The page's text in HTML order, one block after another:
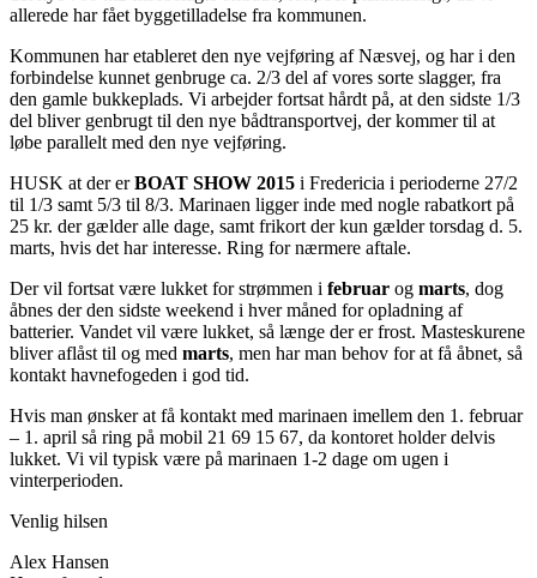
allerede har fået byggetilladelse fra kommunen.
Kommunen har etableret den nye vejføring af Næsvej, og har i den
forbindelse kunnet genbruge ca. 2/3 del af vores sorte slagger, fra
den gamle bukkeplads. Vi arbejder fortsat hårdt på, at den sidste 1/3
del bliver genbrugt til den nye bådtransportvej, der kommer til at
løbe parallelt med den nye vejføring.
HUSK at der erBOAT SHOW 2015 i Fredericia i perioderne 27/2
til 1/3 samt 5/3 til 8/3. Marinaen ligger inde med nogle rabatkort på
25 kr. der gælder alle dage, samt frikort der kun gælder torsdag d. 5.
marts, hvis det har interesse. Ring for nærmere aftale.
Der vil fortsat være lukket for strømmen i februar og marts, dog
åbnes der den sidste weekend i hver måned for opladning af
batterier. Vandet vil være lukket, så længe der er frost. Masteskurene
bliver aflåst til og med marts, men har man behov for at få åbnet, så
kontakt havnefogeden i god tid.
Hvis man ønsker at få kontakt med marinaen imellem den 1. februar
– 1. april så ring på mobil 21 69 15 67, da kontoret holder delvis
lukket. Vi vil typisk være på marinaen 1-2 dage om ugen i
vinterperioden.
Venlig hilsen
Alex Hansen